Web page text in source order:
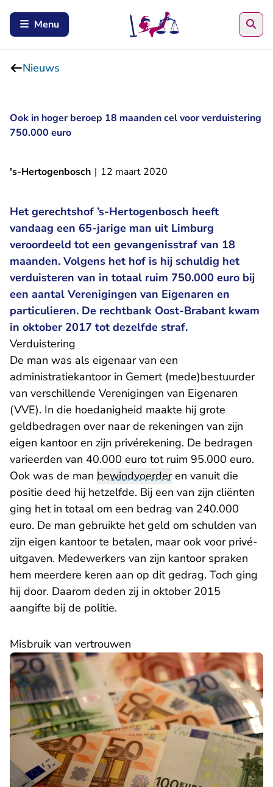
Menu
Nieuws
Ook in hoger beroep 18 maanden cel voor verduistering
750.000 euro
's-Hertogenbosch | 12 maart 2020
Het gerechtshof ’s-Hertogenbosch heeft
vandaag een 65-jarige man uit Limburg
veroordeeld tot een gevangenisstraf van 18
maanden. Volgens het hof is hij schuldig het
verduisteren van in totaal ruim 750.000 euro bij
een aantal Verenigingen van Eigenaren en
particulieren. De rechtbank Oost-Brabant kwam
in oktober 2017 tot dezelfde straf.
Verduistering
De man was als eigenaar van een
administratiekantoor in Gemert (mede)bestuurder
van verschillende Verenigingen van Eigenaren
(VVE). In die hoedanigheid maakte hij grote
geldbedragen over naar de rekeningen van zijn
eigen kantoor en zijn privérekening. De bedragen
varieerden van 40.000 euro tot ruim 95.000 euro.
Ook was de man bewindvoerderen vanuit die
positie deed hij hetzelfde. Bij een van zijn cliënten
ging het in totaal om een bedrag van 240.000
euro. De man gebruikte het geld om schulden van
zijn eigen kantoor te betalen, maar ook voor privé-
uitgaven. Medewerkers van zijn kantoor spraken
hem meerdere keren aan op dit gedrag. Toch ging
hij door. Daarom deden zij in oktober 2015
aangifte bij de politie.
Misbruik van vertrouwen